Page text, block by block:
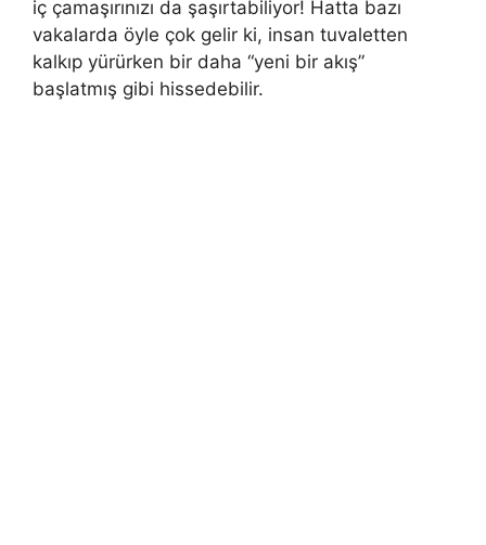
iç çamaşırınızı da şaşırtabiliyor! Hatta bazı
vakalarda öyle çok gelir ki, insan tuvaletten
kalkıp yürürken bir daha “yeni bir akış”
başlatmış gibi hissedebilir.